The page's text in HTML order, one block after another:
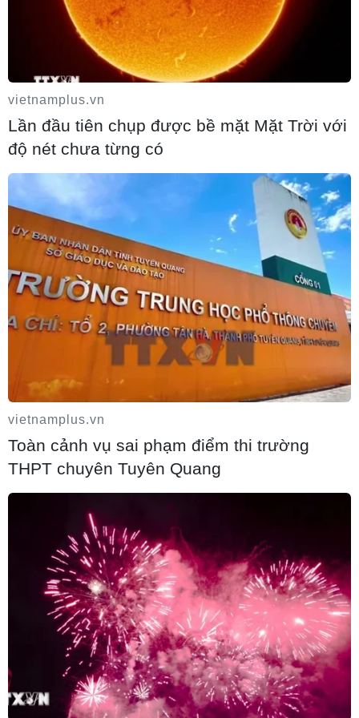
Làn sóng tấn công mạng nhằm vào các
quỹ đầu cơ lớn của Mỹ
06/08/2026 06:47
Meta tung công cụ AI lập trình tự động
cho nhà phát triển
06/08/2026 06:40
Doanh thu AI của Microsoft phụ thuộc
phần lớn vào đối tác OpenAI
Kim ngạch thương mại song phương giữa
hai nước Việt Nam và Thái Lan
06/08/2026 06:24
Đồng USD trước bước ngoặt do đồng yen
mạnh lên và số liệu việc làm Mỹ
06/08/2026 05:14
vietnamplus.vn
Lần đầu tiên chụp được bề mặt Mặt Trời với
độ nét chưa từng có
vietnamplus.vn
Toàn cảnh vụ sai phạm điểm thi trường
THPT chuyên Tuyên Quang